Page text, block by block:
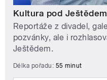
Kultura pod Ještědem
Reportáže z divadel,
pozvánky, ale i
Ještědem.
Délka pořadu: 55 minut